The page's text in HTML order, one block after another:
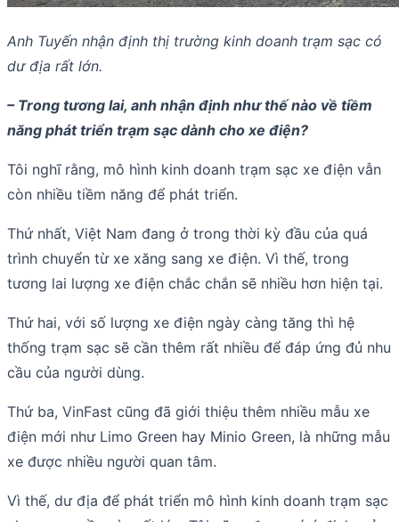
Anh Tuyến nhận định thị trường kinh doanh trạm sạc có
dư địa rất lớn.
– Trong tương lai, anh nhận định như thế nào về tiềm
năng phát triển trạm sạc dành cho xe điện?
Tôi nghĩ rằng, mô hình kinh doanh trạm sạc xe điện vẫn
còn nhiều tiềm năng để phát triển.
Thứ nhất, Việt Nam đang ở trong thời kỳ đầu của quá
trình chuyển từ xe xăng sang xe điện. Vì thế, trong
tương lai lượng xe điện chắc chắn sẽ nhiều hơn hiện tại.
Thứ hai, với số lượng xe điện ngày càng tăng thì hệ
thống trạm sạc sẽ cần thêm rất nhiều để đáp ứng đủ nhu
cầu của người dùng.
Thứ ba, VinFast cũng đã giới thiệu thêm nhiều mẫu xe
điện mới như Limo Green hay Minio Green, là những mẫu
xe được nhiều người quan tâm.
Vì thế, dư địa để phát triển mô hình kinh doanh trạm sạc